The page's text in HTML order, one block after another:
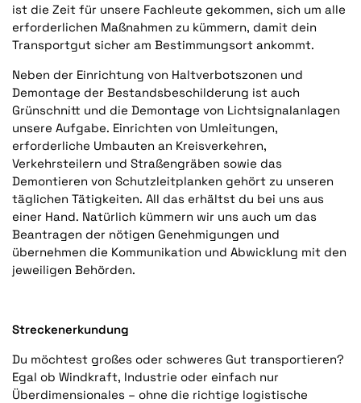
ist die Zeit für unsere Fachleute gekommen, sich um alle
erforderlichen Maßnahmen zu kümmern, damit dein
Transportgut sicher am Bestimmungsort ankommt.
Neben der Einrichtung von Haltverbotszonen und
Demontage der Bestandsbeschilderung ist auch
Grünschnitt und die Demontage von Lichtsignalanlagen
unsere Aufgabe. Einrichten von Umleitungen,
erforderliche Umbauten an Kreisverkehren,
Verkehrsteilern und Straßengräben sowie das
Demontieren von Schutzleitplanken gehört zu unseren
täglichen Tätigkeiten. All das erhältst du bei uns aus
einer Hand. Natürlich kümmern wir uns auch um das
Beantragen der nötigen Genehmigungen und
übernehmen die Kommunikation und Abwicklung mit den
jeweiligen Behörden.
Streckenerkundung
Du möchtest großes oder schweres Gut transportieren?
Egal ob Windkraft, Industrie oder einfach nur
Überdimensionales – ohne die richtige logistische